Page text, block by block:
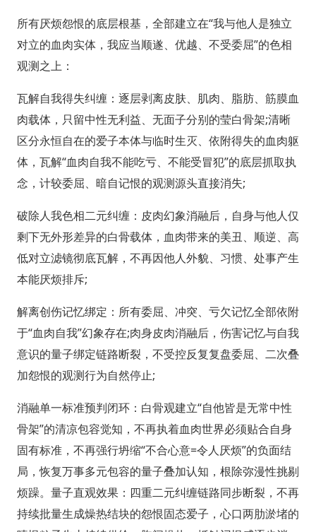
所有厌烦怨恨的底层根基，全部建立在“我与他人是独立
对立的血肉实体，我应当顺遂、优越、不受委屈”的色相
观测之上：
瓦解自我得失纠缠：逐层剥离皮肤、肌肉、脂肪、筋膜血
肉载体，只留中性无利益、无面子分别的莹白骨架;清晰
区分永恒自在的爱子本体与临时生灭、依附得失的血肉躯
体，瓦解“血肉自我不能吃亏、不能受冒犯”的底层抓取执
念，计较委屈、暗自记恨的观测源头直接消失;
破除人我色相二元纠缠：皮肉幻象消融后，自身与他人仅
剩下无外形差异的白骨载体，血肉带来的美丑、顺逆、高
低对立滤镜彻底瓦解，不再因他人外貌、习惯、处事产生
本能厌烦排斥;
解离创伤记忆绑定：所有委屈、冲突、亏欠记忆全部依附
于“血肉自我”幻象存在;肉身皮肉消融后，伤害记忆与自我
意识的量子绑定链路断裂，不受控反复复盘委屈、二次叠
加怨恨的观测行为自然停止;
消融单一标准预判闭环：白骨观建立“自他皆是无常中性
骨架”的清凉包容觉知，不再执着血肉世界必须贴合自身
固有标准，不再强行坍缩“不合心意=令人厌烦”的负面结
局，恢复万事多元包容的量子叠加认知，根除弥漫性挑剔
烦躁。量子直观效果：四重二元纠缠链路同步断裂，不再
持续批量生成燥热结块的怨恨固态爱子，心口两肋淤堵的